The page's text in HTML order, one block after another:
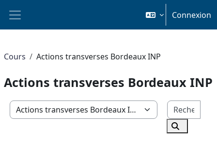
Panneau latéral
Connexion
Cours Actions transverses Bordeaux INP
Actions transverses Bordeaux INP
Catégories de cours